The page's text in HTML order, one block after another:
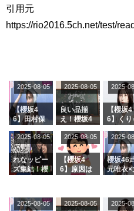
引用元
https://rio2016.5ch.net/test/
【櫻坂4
6】田村保
ージを脱い
でいた理由
2025-08-05
良い品揃
え！櫻坂4
グル『Mak
e or Brea
k』オフィ
シャルグッ
ズ絶賛販売
2025-08-05
【櫻坂4
6】くり
の2人を
玉に取
沼晶保【
りぃむナ
タラ】
2025-
れなッピー
ズ集結！櫻
理子、8/6
「ラヴィッ
2025-08-05
【櫻坂4
6】原因は
uddiesを
ざわつかせ
2025-08-05
櫻坂46
元唯衣×
カップ
さんに
2025-
2025-08-05 2025-08-05 2025-